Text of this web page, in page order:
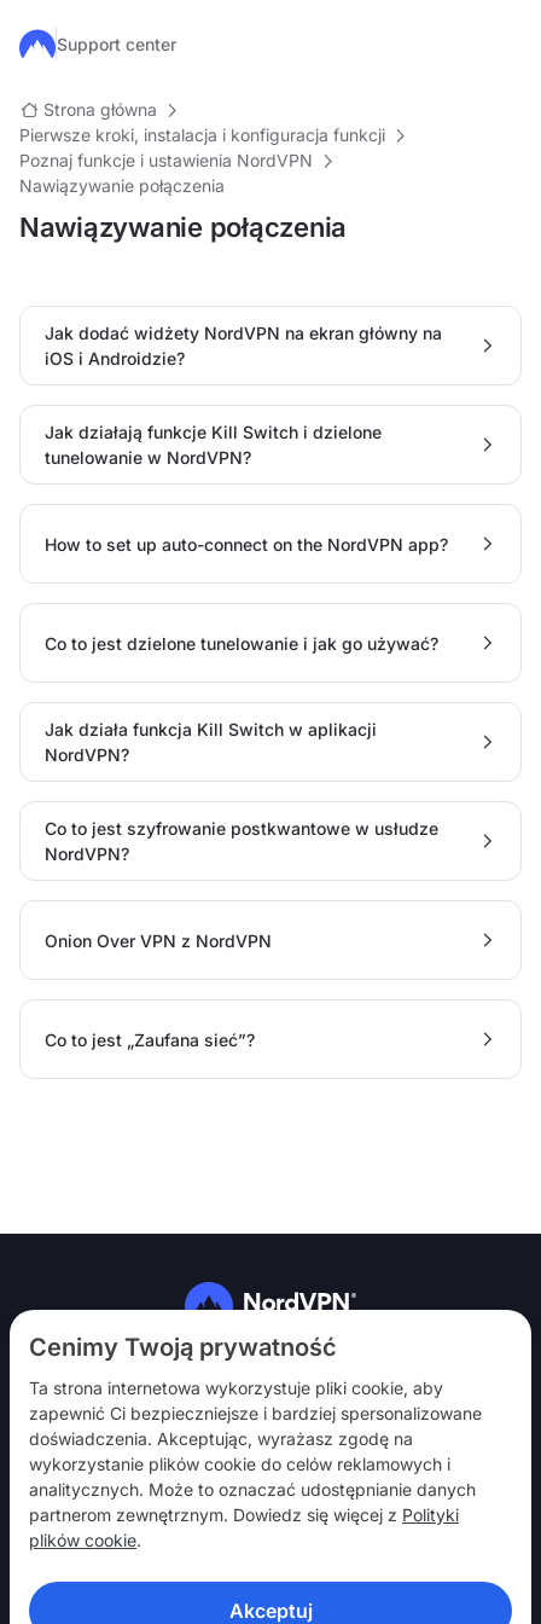
Cenimy Twoją prywatność
Ta strona internetowa wykorzystuje pliki cookie, aby
zapewnić Ci bezpieczniejsze i bardziej spersonalizowane
doświadczenia. Akceptując, wyrażasz zgodę na
wykorzystanie plików cookie do celów reklamowych i
analitycznych. Może to oznaczać udostępnianie danych
partnerom zewnętrznym. Dowiedz się więcej z Polityki
plików cookie.
Akceptuj
Przejdź do głównej treści
Support center
Strona główna
Pierwsze kroki, instalacja i konfiguracja funkcji
Poznaj funkcje i ustawienia NordVPN
Nawiązywanie połączenia
Nawiązywanie połączenia
Jak dodać widżety NordVPN na ekran główny na
iOS i Androidzie?
Jak działają funkcje Kill Switch i dzielone
tunelowanie w NordVPN?
How to set up auto-connect on the NordVPN app?
Co to jest dzielone tunelowanie i jak go używać?
Jak działa funkcja Kill Switch w aplikacji
NordVPN?
Co to jest szyfrowanie postkwantowe w usłudze
NordVPN?
Onion Over VPN z NordVPN
Co to jest „Zaufana sieć”?
Obserwuj nas
NordVPN
Włącz
Pomoc
Odkryj